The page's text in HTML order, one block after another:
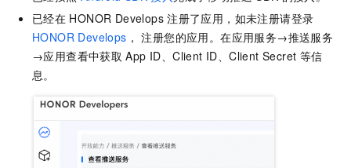
已经在 HONOR Develops 注册了应用，如未注册请登录
HONOR Develops ， 注册您的应用。在应用服务→推送服务
→应用查看中获取 App ID、Client ID、Client Secret 等信
息。